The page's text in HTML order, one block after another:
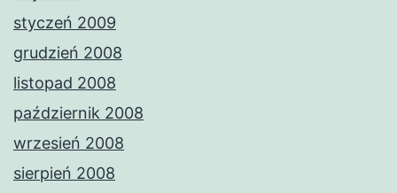
styczeń 2009
grudzień 2008
listopad 2008
październik 2008
wrzesień 2008
sierpień 2008